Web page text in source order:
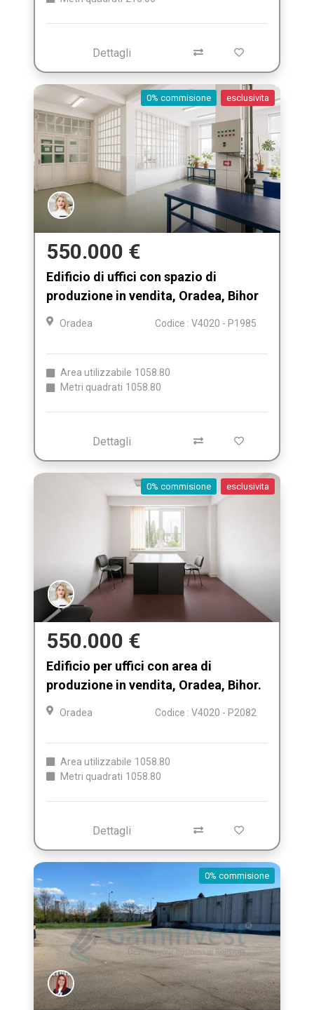
Dettagli
0% commisione esclusivita
550.000 €
Edificio di uffici con spazio di
produzione in vendita, Oradea, Bihor
Oradea Codice : V4020 - P1985
Area utilizzabile 1058.80
Metri quadrati 1058.80
Dettagli
0% commisione esclusivita
550.000 €
Edificio per uffici con area di
produzione in vendita, Oradea, Bihor.
Oradea Codice : V4020 - P2082
Area utilizzabile 1058.80
Metri quadrati 1058.80
Dettagli
0% commisione